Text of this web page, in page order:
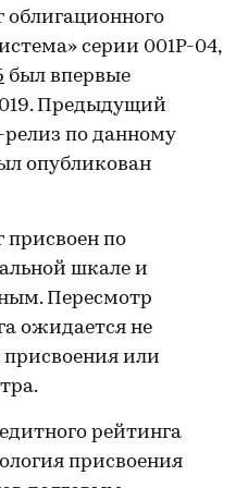
серии 001Р-04,
был впервые
Предыдущий
по данному
опубликован
по
шкале и
Пересмотр
ожидается не
присвоения или
рейтинга
присвоения